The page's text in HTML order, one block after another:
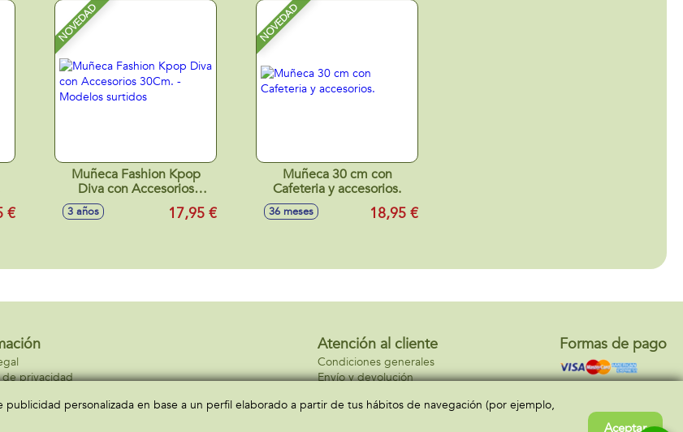
€
NOVEDAD
Muñeca Fashion Kpop
Diva con Accesorios
30Cm. - Modelos surtidos
3 años 17,95 €
NOVEDAD
Muñeca 30 cm con
Cafeteria y accesorios.
36 meses 18,95 €
de privacidad
Atención al cliente
Condiciones generales
Envío y devolución
Formas de pago
personalizada en base a un perfil elaborado a partir de tus hábitos de navegación (por ejemplo,
Aceptar